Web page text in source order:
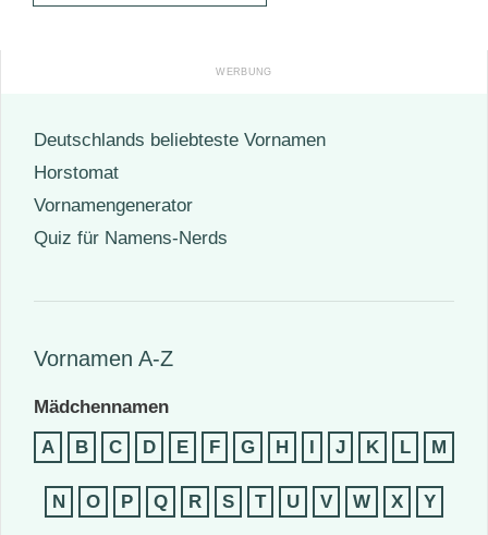
Deutschlands beliebteste Vornamen
Horstomat
Vornamengenerator
Quiz für Namens-Nerds
Vornamen A-Z
Mädchennamen
A
B C D E F G H I J K L M
N O P Q R S T U V W X Y